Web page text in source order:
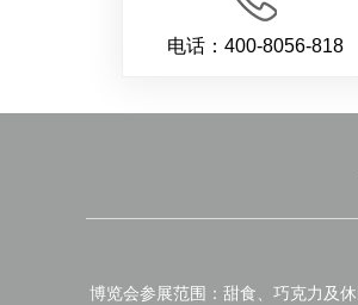
电话：400-8056-818
博览会参展范围：甜食、巧克力及